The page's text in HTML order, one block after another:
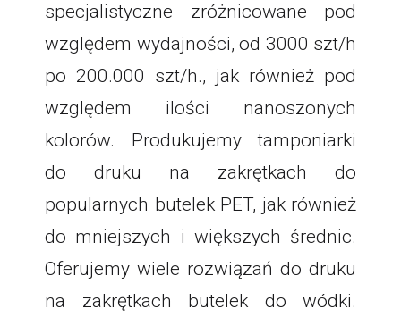
specjalistyczne zróżnicowane pod
względem wydajności, od 3000 szt/h
po 200.000 szt/h., jak również pod
względem ilości nanoszonych
kolorów. Produkujemy tamponiarki
do druku na zakrętkach do
popularnych butelek PET, jak również
do mniejszych i większych średnic.
Oferujemy wiele rozwiązań do druku
na zakrętkach butelek do wódki.